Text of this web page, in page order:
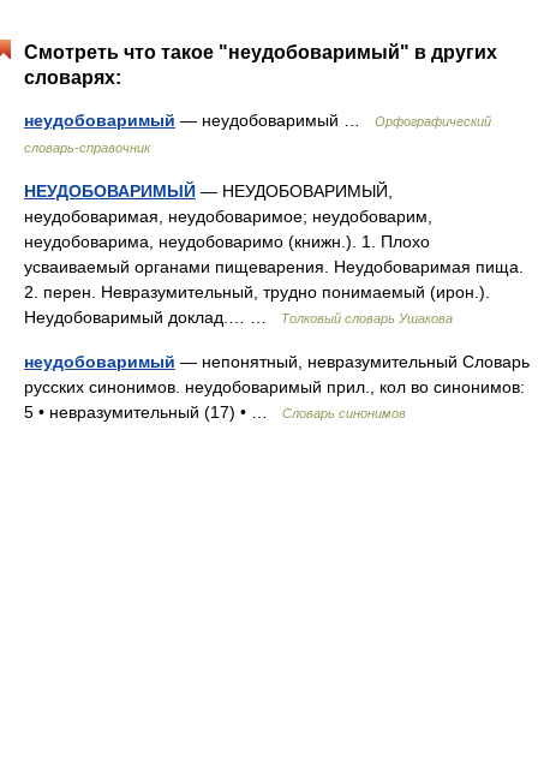
Смотреть что такое "неудобоваримый" в других
словарях:
неудобоваримый — неудобоваримый …
Орфографический
словарь-справочник
НЕУДОБОВАРИМЫЙ — НЕУДОБОВАРИМЫЙ,
неудобоваримая, неудобоваримое; неудобоварим,
неудобоварима, неудобоваримо (книжн.). 1. Плохо
усваиваемый органами пищеварения. Неудобоваримая пища.
2. перен. Невразумительный, трудно понимаемый (ирон.).
Неудобоваримый доклад.… …
Толковый словарь Ушакова
неудобоваримый — непонятный, невразумительный Словарь
русских синонимов. неудобоваримый прил., кол во синонимов:
5 • невразумительный (17) • …
Словарь синонимов